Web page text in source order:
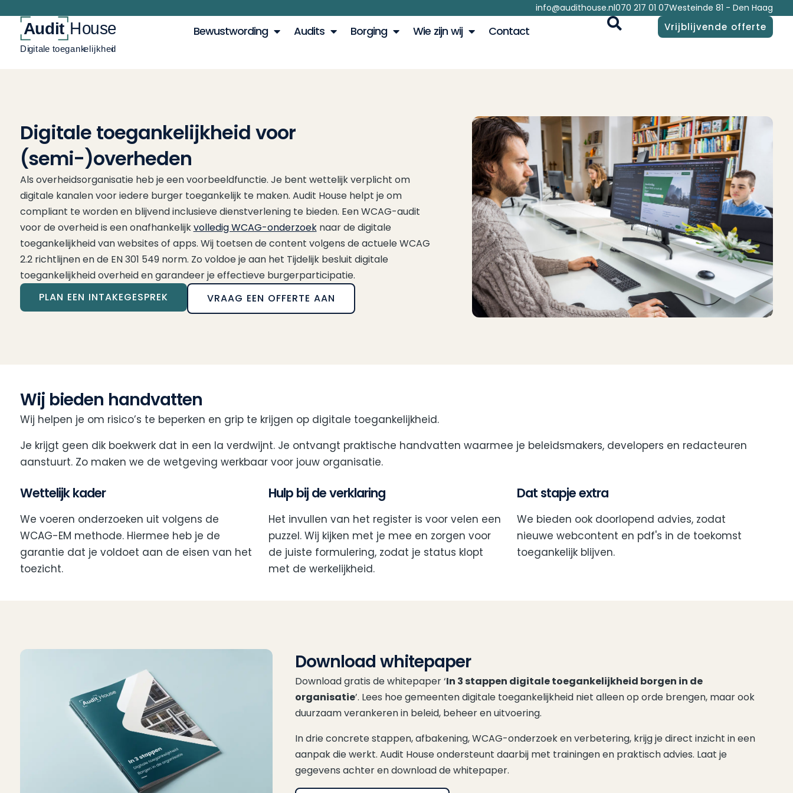
info@audithouse.nl070 217 01 07Westeinde 81 - Den Haag
Bewustwording Audits Borging Wie zijn wij Contact Vrijblijvende offerte
Digitale toegankelijkheid voor
(semi-)overheden
Als overheidsorganisatie heb je een voorbeeldfunctie. Je bent wettelijk verplicht om
digitale kanalen voor iedere burger toegankelijk te maken. Audit House helpt je om
compliant te worden en blijvend inclusieve dienstverlening te bieden. Een WCAG-audit
voor de overheid is een onafhankelijkvolledig WCAG-onderzoeknaar de digitale
toegankelijkheid van websites of apps. Wij toetsen de content volgens de actuele WCAG
2.2 richtlijnen en de EN 301 549 norm. Zo voldoe je aan het Tijdelijk besluit digitale
toegankelijkheid overheid en garandeer je effectieve burgerparticipatie.
PLAN EEN INTAKEGESPREK
VRAAG EEN OFFERTE AAN
Wij bieden handvatten
Wij helpen je om risico’s te beperken en grip te krijgen op digitale toegankelijkheid.
Je krijgt geen dik boekwerk dat in een la verdwijnt. Je ontvangt praktische handvatten waarmee je beleidsmakers, developers en redacteuren
aanstuurt. Zo maken we de wetgeving werkbaar voor jouw organisatie.
Wettelijk kader
We voeren onderzoeken uit volgens de
WCAG-EM methode. Hiermee heb je de
garantie dat je voldoet aan de eisen van het
toezicht.
Hulp bij de verklaring
Het invullen van het register is voor velen een
puzzel. Wij kijken met je mee en zorgen voor
de juiste formulering, zodat je status klopt
met de werkelijkheid.
Dat stapje extra
We bieden ook doorlopend advies, zodat
nieuwe webcontent en pdf's in de toekomst
toegankelijk blijven.
Download whitepaper
Download gratis de whitepaper ‘In 3 stappen digitale toegankelijkheid borgen in de
organisatie’. Lees hoe gemeenten digitale toegankelijkheid niet alleen op orde brengen, maar ook
duurzaam verankeren in beleid, beheer en uitvoering.
In drie concrete stappen, afbakening, WCAG-onderzoek en verbetering, krijg je direct inzicht in een
aanpak die werkt. Audit House ondersteunt daarbij met trainingen en praktisch advies. Laat je
gegevens achter en download de whitepaper.